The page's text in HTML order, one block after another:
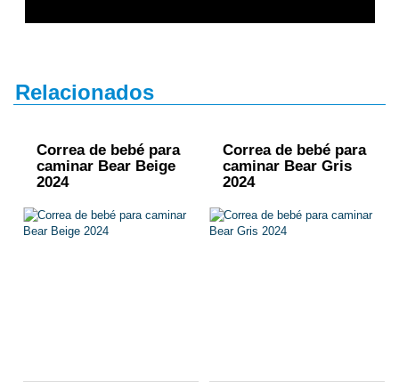
Relacionados
Correa de bebé para
caminar Bear Beige
2024
Correa de bebé para
caminar Bear Gris
2024